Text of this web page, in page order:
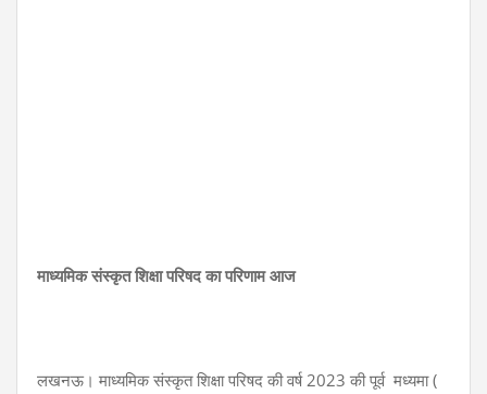
माध्यमिक संस्कृत शिक्षा परिषद का परिणाम आज
लखनऊ। माध्यमिक संस्कृत शिक्षा परिषद की वर्ष 2023 की पूर्व मध्यमा (